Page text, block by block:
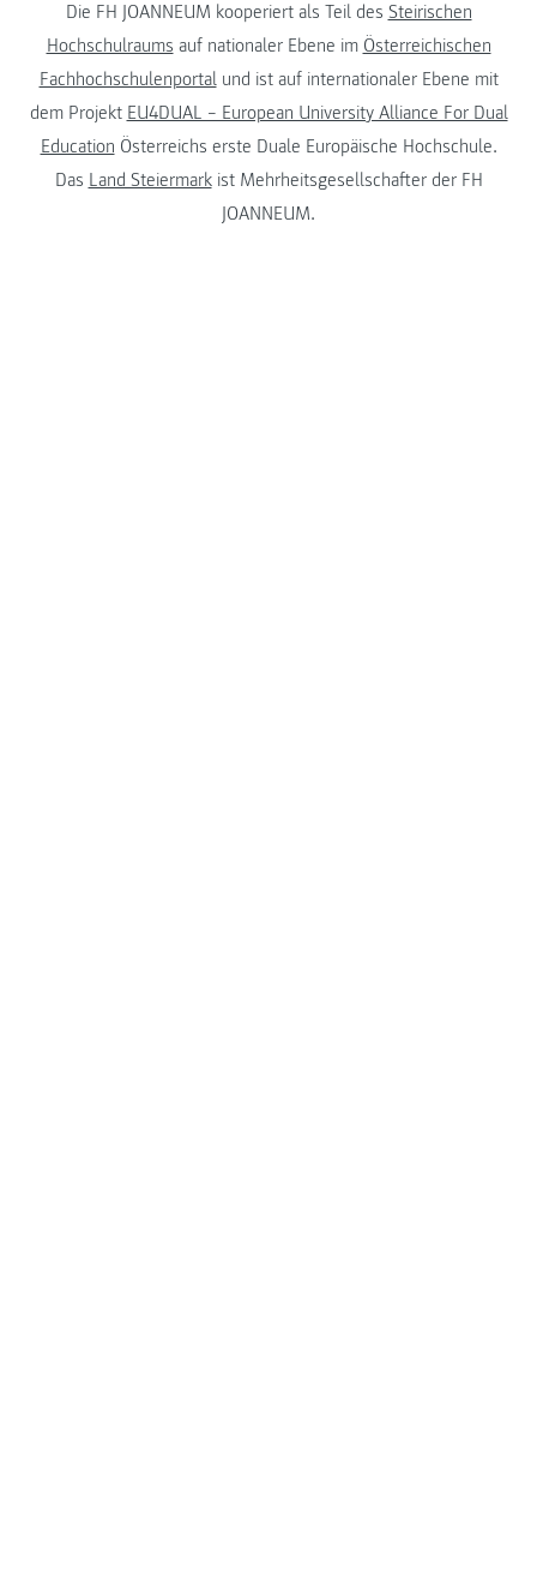
Die FH JOANNEUM kooperiert als Teil des Steirischen
Hochschulraums auf nationaler Ebene im Österreichischen
Fachhochschulenportalund ist auf internationaler Ebene mit
dem Projekt EU4DUAL – European University Alliance For Dual
Education Österreichs erste Duale Europäische Hochschule.
Das Land Steiermarkist Mehrheitsgesellschafter der FH
JOANNEUM.